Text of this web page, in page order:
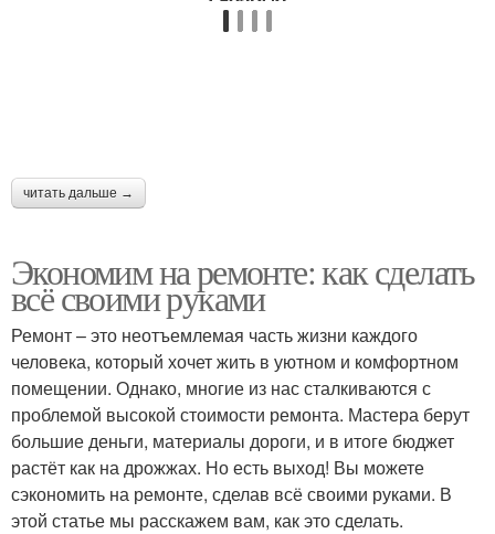
читать дальше →
Экономим на ремонте: как сделать
всё своими руками
Ремонт – это неотъемлемая часть жизни каждого
человека, который хочет жить в уютном и комфортном
помещении. Однако, многие из нас сталкиваются с
проблемой высокой стоимости ремонта. Мастера берут
большие деньги, материалы дороги, и в итоге бюджет
растёт как на дрожжах. Но есть выход! Вы можете
сэкономить на ремонте, сделав всё своими руками. В
этой статье мы расскажем вам, как это сделать.